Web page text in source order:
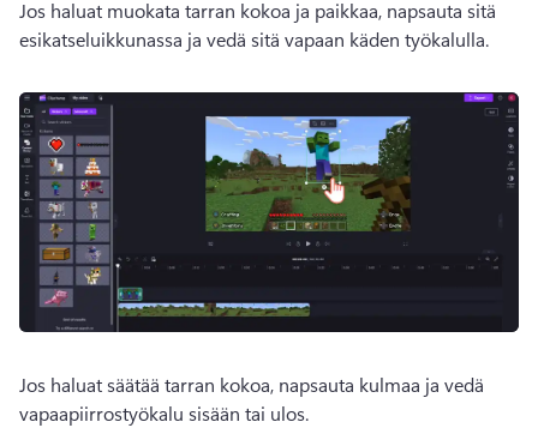
Jos haluat muokata tarran kokoa ja paikkaa, napsauta sitä
esikatseluikkunassa ja vedä sitä vapaan käden työkalulla.
Jos haluat säätää tarran kokoa, napsauta kulmaa ja vedä
vapaapiirrostyökalu sisään tai ulos.